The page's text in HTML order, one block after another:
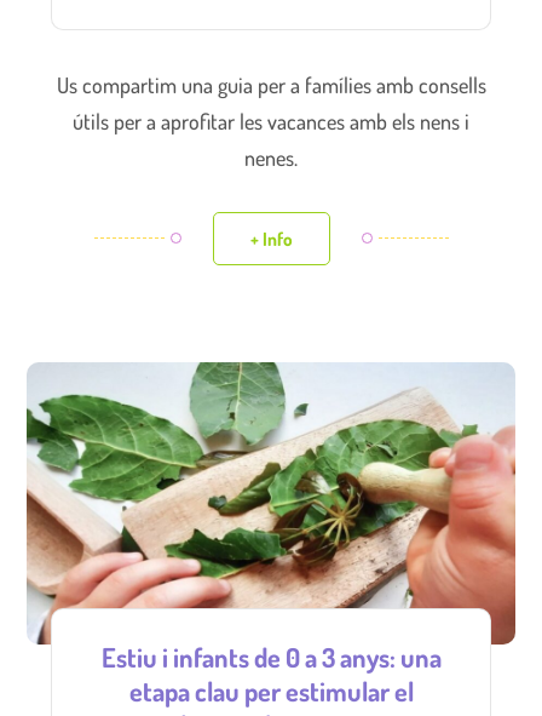
Us compartim una guia per a famílies amb consells
útils per a aprofitar les vacances amb els nens i
nenes.
+ Info
Estiu i infants de 0 a 3 anys: una
etapa clau per estimular el